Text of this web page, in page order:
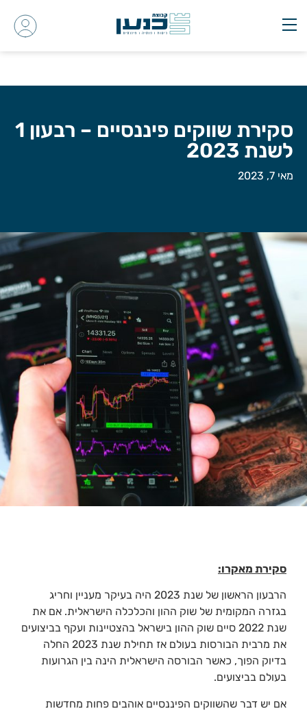
סקירת שווקים פיננסיים – רבעון 1
לשנת 2023
מאי 7, 2023
סקירת מאקרו:
הרבעון הראשון של שנת 2023 היה בעיקר מעניין וחריג
בגזרה המקומית של שוק ההון והכלכלה הישראלית. אם את
שנת 2022 סיים שוק ההון בישראל בהצטיינות ועקף בביצועים
את מרבית הבורסות בעולם אז תחילת שנת 2023 החלה
בדיוק הפוך, כאשר הבורסה הישראלית הינה בין הגרועות
בעולם בביצועים.
אם יש דבר שהשווקים הפיננסיים אוהבים פחות מחדשות